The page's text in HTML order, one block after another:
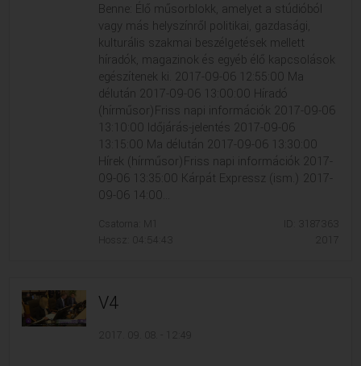
Benne: Élő műsorblokk, amelyet a stúdióból
vagy más helyszínről politikai, gazdasági,
kulturális szakmai beszélgetések mellett
híradók, magazinok és egyéb élő kapcsolások
egészítenek ki. 2017-09-06 12:55:00 Ma
délután 2017-09-06 13:00:00 Híradó
(hírműsor)Friss napi információk 2017-09-06
13:10:00 Időjárás-jelentés 2017-09-06
13:15:00 Ma délután 2017-09-06 13:30:00
Hírek (hírműsor)Friss napi információk 2017-
09-06 13:35:00 Kárpát Expressz (ism.) 2017-
09-06 14:00...
Csatorna: M1
Hossz: 04:54:43
ID: 3187363
2017
V4
2017. 09. 08. - 12:49